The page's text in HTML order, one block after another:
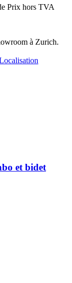
Prix hors TVA
à Zurich.
et bidet